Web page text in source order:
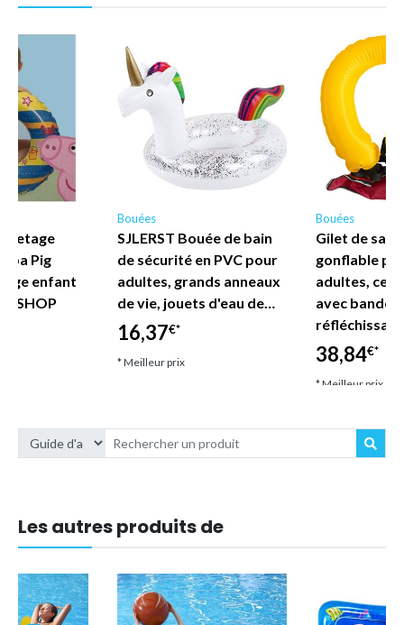
Pig
enfant
SHOP
Bouées
SJLERST Bouée de bain
de sécurité en PVC pour
adultes, grands anneaux
de vie, jouets d'eau de…
16,37€*
* Meilleur prix
Bouées
Gilet de
gonflable
adultes,
avec bandes
38,84€*
* Meilleur prix
Les autres produits de